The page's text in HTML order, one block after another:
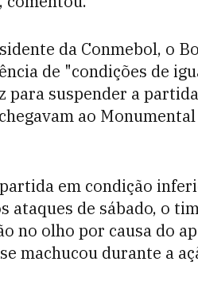
da Conmebol, o
de "condições de
suspender a
ao
em condição
ataques de sábado, o
no olho por causa do
machucou durante a